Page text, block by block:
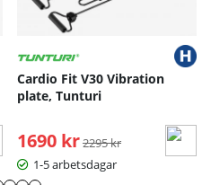
Cardio Fit V30 Vibration
plate, Tunturi
1690 kr Ordinarie pris:
2295 kr
1-5 arbetsdagar